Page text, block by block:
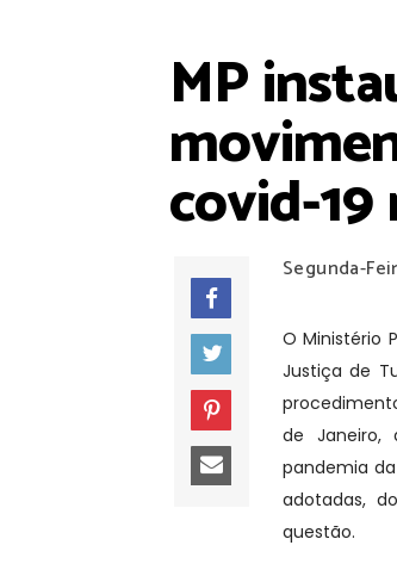
MP
covid-
Segunda-
O Ministério
Justiça de
de Janeiro,
pandemia
adotadas,
questão.